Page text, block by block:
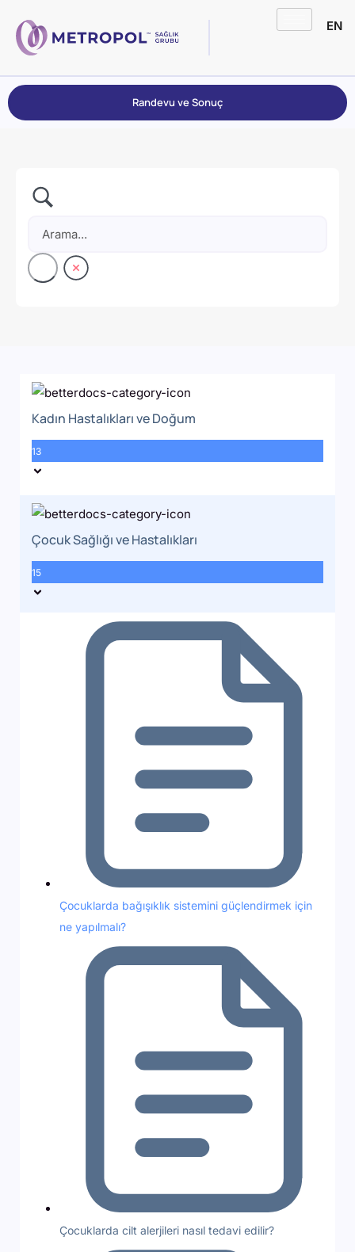
EN
Randevu ve Sonuç
Kadın Hastalıkları ve Doğum
13
Çocuk Sağlığı ve Hastalıkları
15
Çocuklarda bağışıklık sistemini güçlendirmek için
ne yapılmalı?
Çocuklarda cilt alerjileri nasıl tedavi edilir?